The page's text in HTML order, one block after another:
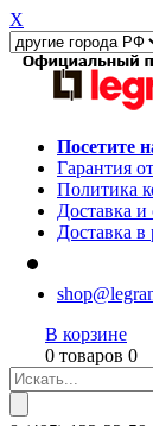
X
Посетите
Гарантия
Политика
Доставка и
Доставка
В корзине
0 товаров 0